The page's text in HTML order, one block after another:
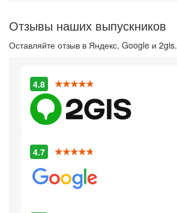
Отзывы наших выпускников
Оставляйте отзыв в Яндекс, Google и 2gis.
4.8
4.7